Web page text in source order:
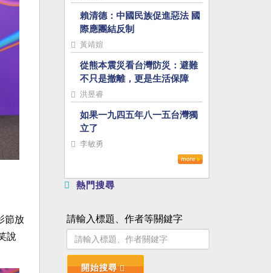
節放
說
賴清德：中國民族促進惡法 國
際應團結反制
黃靖媗
從熊本震災看台灣防災：避難
不只是撤離，更是生活保障
洪昱睿
如果一九四五年八一五台灣獨
立了
李敏勇
熱門搜尋
請輸入標題、作者等關鍵字
開始搜尋